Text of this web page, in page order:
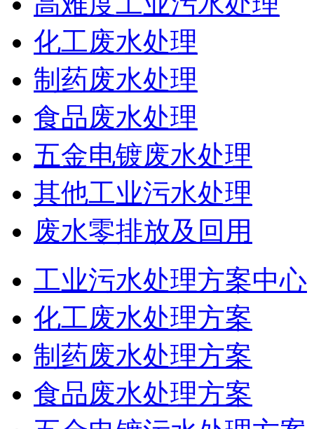
化工废水处理
制药废水处理
食品废水处理
五金电镀废水处理
其他工业污水处理
废水零排放及回用
工业污水处理方案中心
化工废水处理方案
制药废水处理方案
食品废水处理方案